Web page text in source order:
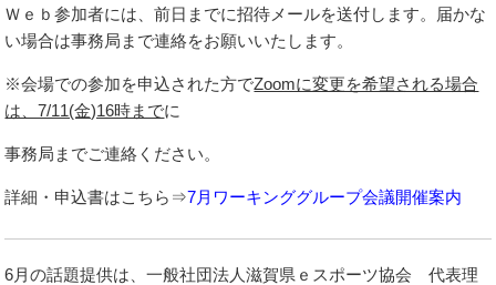
Ｗｅｂ参加者には、前日までに招待メールを送付します。届かな
い場合は事務局まで連絡をお願いいたします。
※会場での参加を申込された方でZoomに変更を希望される場合
は、7/11(金)16時までに
事務局までご連絡ください。
詳細・申込書はこちら⇒7月ワーキンググループ会議開催案内
6月の話題提供は、一般社団法人滋賀県ｅスポーツ協会 代表理